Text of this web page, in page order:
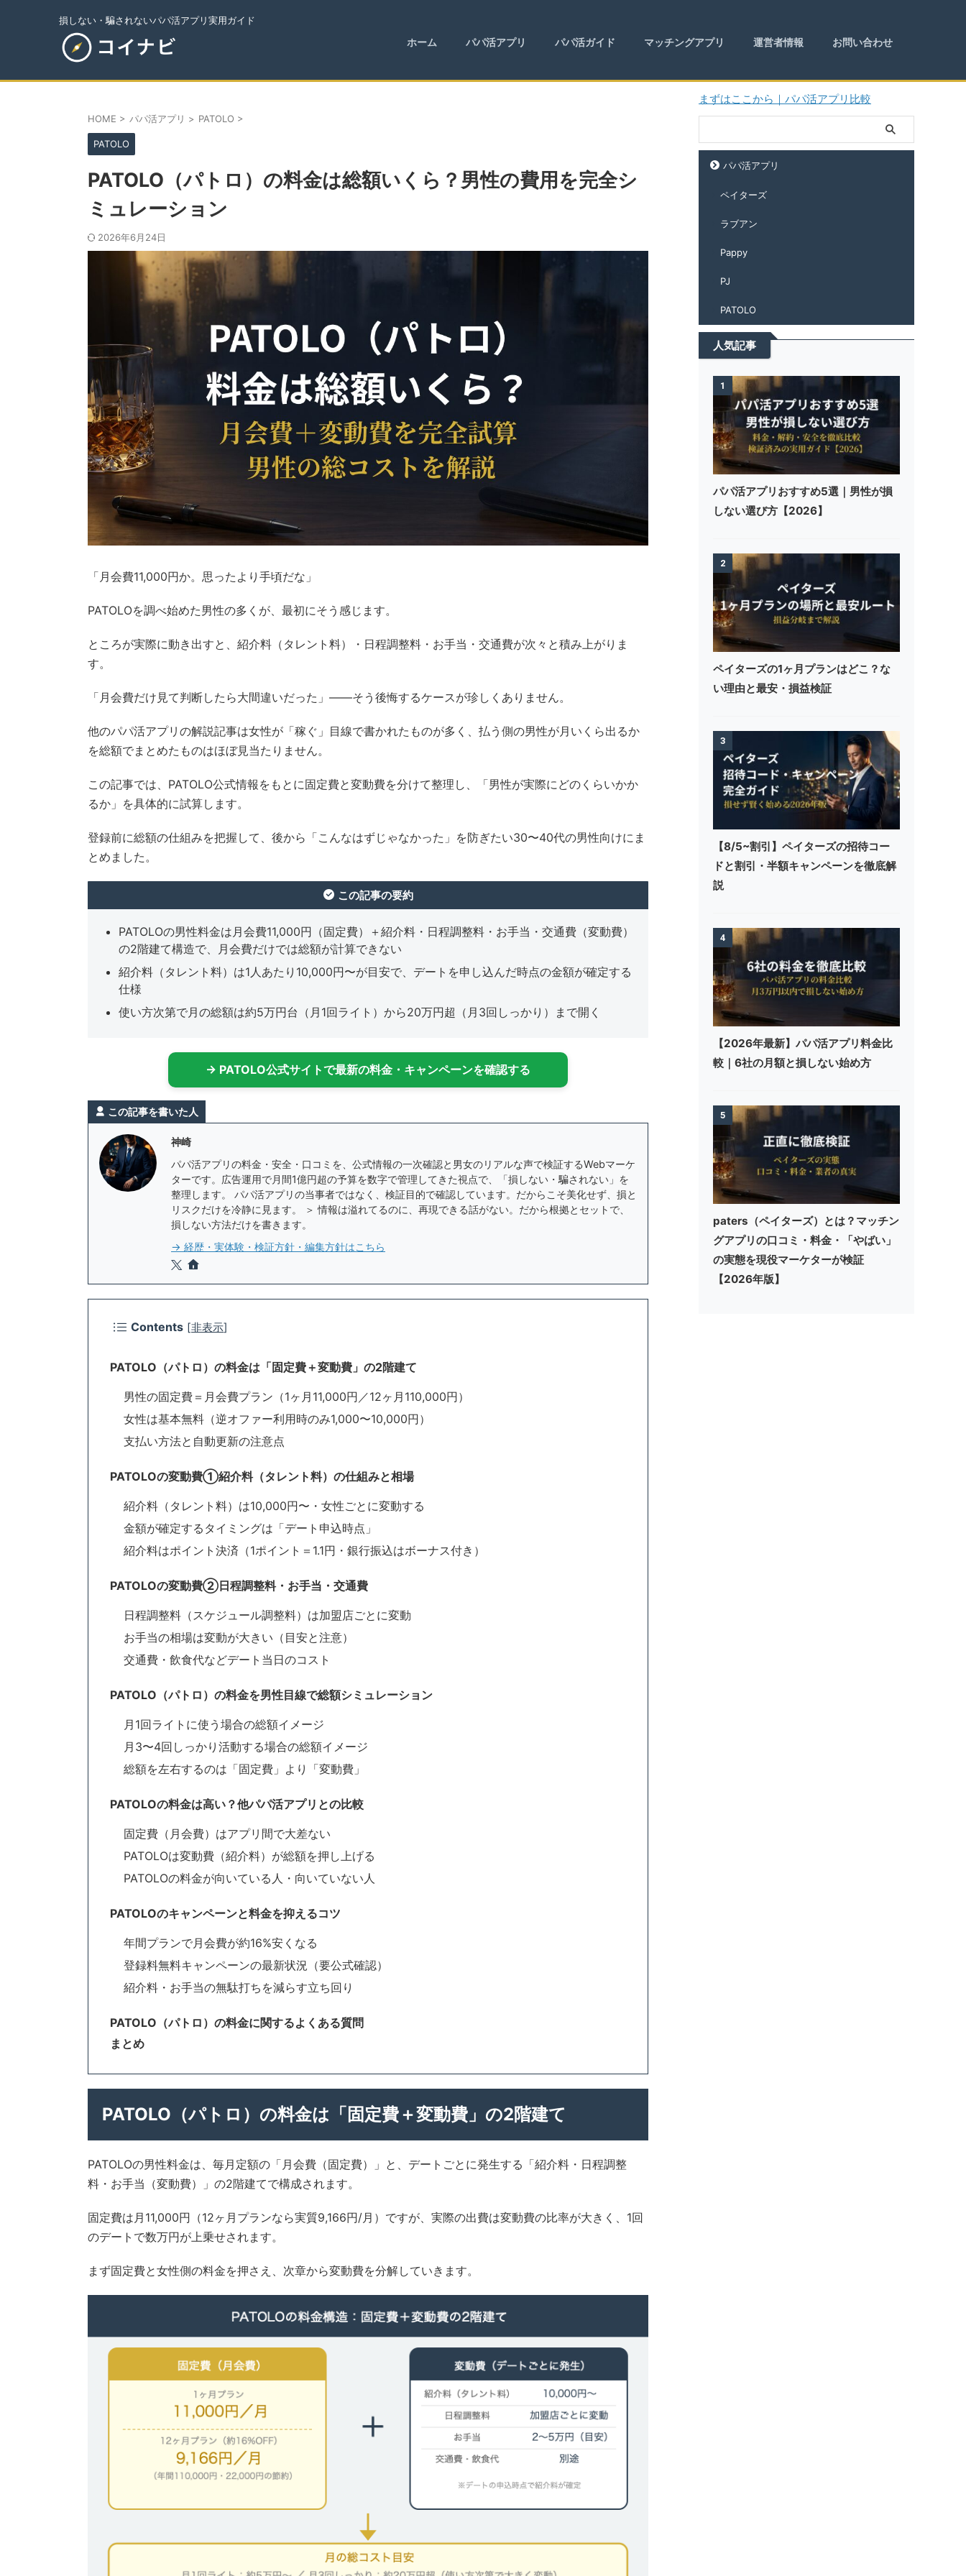
損しない・騙されないパパ活アプリ実用ガイド
ホーム パパ活アプリ パパ活ガイド マッチングアプリ 運営者情報 お問い合わせ
HOME > パパ活アプリ > PATOLO >
PATOLO
PATOLO（パトロ）の料金は総額いくら？男性の費用を完全シ
ミュレーション
2026年6月24日
「月会費11,000円か。思ったより手頃だな」
PATOLOを調べ始めた男性の多くが、最初にそう感じます。
ところが実際に動き出すと、紹介料（タレント料）・日程調整料・お手当・交通費が次々と積み上がりま
す。
「月会費だけ見て判断したら大間違いだった」——そう後悔するケースが珍しくありません。
他のパパ活アプリの解説記事は女性が「稼ぐ」目線で書かれたものが多く、払う側の男性が月いくら出るか
を総額でまとめたものはほぼ見当たりません。
この記事では、PATOLO公式情報をもとに固定費と変動費を分けて整理し、「男性が実際にどのくらいかか
るか」を具体的に試算します。
登録前に総額の仕組みを把握して、後から「こんなはずじゃなかった」を防ぎたい30〜40代の男性向けにま
とめました。
この記事の要約
PATOLOの男性料金は月会費11,000円（固定費）＋紹介料・日程調整料・お手当・交通費（変動費）
の2階建て構造で、月会費だけでは総額が計算できない
紹介料（タレント料）は1人あたり10,000円〜が目安で、デートを申し込んだ時点の金額が確定する
仕様
使い方次第で月の総額は約5万円台（月1回ライト）から20万円超（月3回しっかり）まで開く
→ PATOLO公式サイトで最新の料金・キャンペーンを確認する
この記事を書いた人
神崎
パパ活アプリの料金・安全・口コミを、公式情報の一次確認と男女のリアルな声で検証するWebマーケ
ターです。広告運用で月間1億円超の予算を数字で管理してきた視点で、「損しない・騙されない」を
整理します。 パパ活アプリの当事者ではなく、検証目的で確認しています。だからこそ美化せず、損と
リスクだけを冷静に見ます。 ＞ 情報は溢れてるのに、再現できる話がない。だから根拠とセットで、
損しない方法だけを書きます。
→ 経歴・実体験・検証方針・編集方針はこちら
Contents [非表示]
PATOLO（パトロ）の料金は「固定費＋変動費」の2階建て
男性の固定費＝月会費プラン（1ヶ月11,000円／12ヶ月110,000円）
女性は基本無料（逆オファー利用時のみ1,000〜10,000円）
支払い方法と自動更新の注意点
PATOLOの変動費①紹介料（タレント料）の仕組みと相場
紹介料（タレント料）は10,000円〜・女性ごとに変動する
金額が確定するタイミングは「デート申込時点」
紹介料はポイント決済（1ポイント＝1.1円・銀行振込はボーナス付き）
PATOLOの変動費②日程調整料・お手当・交通費
日程調整料（スケジュール調整料）は加盟店ごとに変動
お手当の相場は変動が大きい（目安と注意）
交通費・飲食代などデート当日のコスト
PATOLO（パトロ）の料金を男性目線で総額シミュレーション
月1回ライトに使う場合の総額イメージ
月3〜4回しっかり活動する場合の総額イメージ
総額を左右するのは「固定費」より「変動費」
PATOLOの料金は高い？他パパ活アプリとの比較
固定費（月会費）はアプリ間で大差ない
PATOLOは変動費（紹介料）が総額を押し上げる
PATOLOの料金が向いている人・向いていない人
PATOLOのキャンペーンと料金を抑えるコツ
年間プランで月会費が約16%安くなる
登録料無料キャンペーンの最新状況（要公式確認）
紹介料・お手当の無駄打ちを減らす立ち回り
PATOLO（パトロ）の料金に関するよくある質問
まとめ
PATOLO（パトロ）の料金は「固定費＋変動費」の2階建て
PATOLOの男性料金は、毎月定額の「月会費（固定費）」と、デートごとに発生する「紹介料・日程調整
料・お手当（変動費）」の2階建てで構成されます。
固定費は月11,000円（12ヶ月プランなら実質9,166円/月）ですが、実際の出費は変動費の比率が大きく、1回
のデートで数万円が上乗せされます。
まず固定費と女性側の料金を押さえ、次章から変動費を分解していきます。
まずはここから｜パパ活アプリ比較
パパ活アプリ
ペイターズ
ラブアン
Pappy
PJ
PATOLO
人気記事
1
パパ活アプリおすすめ5選｜男性が損
しない選び方【2026】
2
ペイターズの1ヶ月プランはどこ？な
い理由と最安・損益検証
3
【8/5~割引】ペイターズの招待コー
ドと割引・半額キャンペーンを徹底解
説
4
【2026年最新】パパ活アプリ料金比
較｜6社の月額と損しない始め方
5
paters（ペイターズ）とは？マッチン
グアプリの口コミ・料金・「やばい」
の実態を現役マーケターが検証
【2026年版】